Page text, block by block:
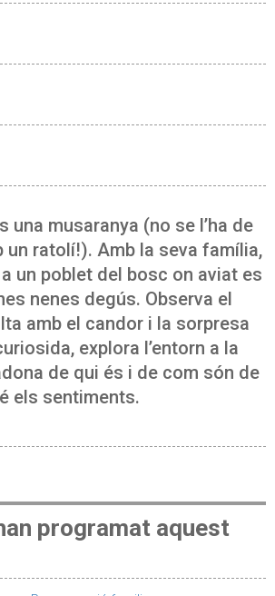
una musaranya (no se l’ha de
un ratolí!). Amb la seva família,
un poblet del bosc on aviat es
nenes degús. Observa el
amb el candor i la sorpresa
explora l’entorn a la
de qui és i de com són de
els sentiments.
programat aquest